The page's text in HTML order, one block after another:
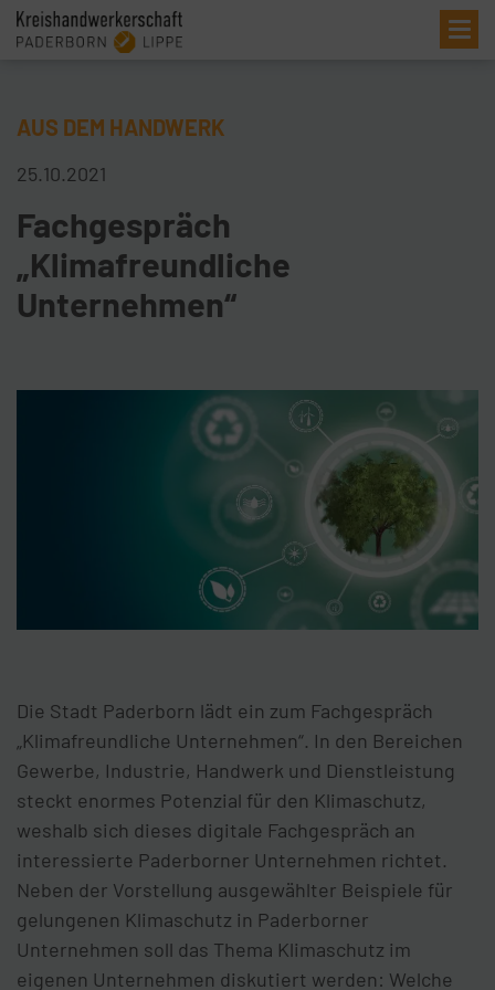
AUS DEM HANDWERK
25.10.2021
Fachgespräch
„Klimafreundliche
Unternehmen“
Die Stadt Paderborn lädt ein zum Fachgespräch
„Klimafreundliche Unternehmen“. In den Bereichen
Gewerbe, Industrie, Handwerk und Dienstleistung
steckt enormes Potenzial für den Klimaschutz,
weshalb sich dieses digitale Fachgespräch an
interessierte Paderborner Unternehmen richtet.
Neben der Vorstellung ausgewählter Beispiele für
gelungenen Klimaschutz in Paderborner
Unternehmen soll das Thema Klimaschutz im
eigenen Unternehmen diskutiert werden: Welche